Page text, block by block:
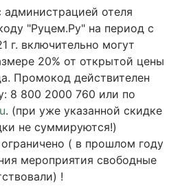
отеля
"Руцем.Ру" на период с
г. включительно могут
20% от открытой цены
Промокод действителен
8 800 2000 760 или по
. (при уже указанной скидке
не суммируются!)
( в прошлом году
мероприятия свободные
!